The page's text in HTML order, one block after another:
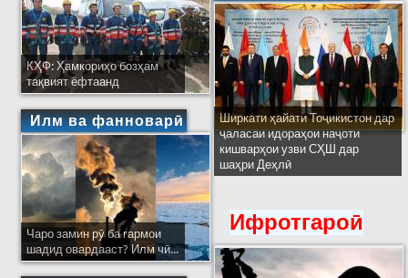
КҲФ: Ҳамкориҳо бозҳам
тақвият ёфтаанд
Илм ва фанноварӣ
Чаро замин рӯ ба гармои
шадид овардааст? Илм чӣ...
Ширкати ҳайати Тоҷикистон дар
ҷаласаи идораҳои наҷоти
кишварҳои узви СҲШ дар
шаҳри Деҳлӣ
Ифротгароӣ